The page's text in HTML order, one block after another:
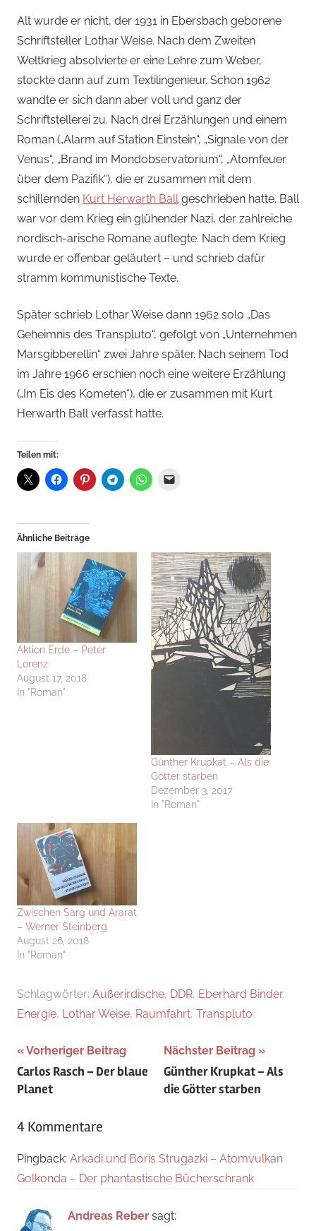
Alt wurde er nicht, der 1931 in Ebersbach geborene
Schriftsteller Lothar Weise. Nach dem Zweiten
Weltkrieg absolvierte er eine Lehre zum Weber,
stockte dann auf zum Textilingenieur. Schon 1962
wandte er sich dann aber voll und ganz der
Schriftstellerei zu. Nach drei Erzählungen und einem
Roman („Alarm auf Station Einstein“, „Signale von der
Venus“, „Brand im Mondobservatorium“, „Atomfeuer
über dem Pazifik“), die er zusammen mit dem
schillernden Kurt Herwarth Ballgeschrieben hatte. Ball
war vor dem Krieg ein glühender Nazi, der zahlreiche
nordisch-arische Romane auflegte. Nach dem Krieg
wurde er offenbar geläutert – und schrieb dafür
stramm kommunistische Texte.
Später schrieb Lothar Weise dann 1962 solo „Das
Geheimnis des Transpluto“, gefolgt von „Unternehmen
Marsgibberellin“ zwei Jahre später. Nach seinem Tod
im Jahre 1966 erschien noch eine weitere Erzählung
(„Im Eis des Kometen“), die er zusammen mit Kurt
Herwarth Ball verfasst hatte.
Teilen mit:
Ähnliche Beiträge
Aktion Erde – Peter
Lorenz
August 17, 2018
In "Roman"
Günther Krupkat – Als die
Götter starben
Dezember 3, 2017
In "Roman"
Zwischen Sarg und Ararat
– Werner Steinberg
August 26, 2018
In "Roman"
Schlagwörter: Außerirdische, DDR, Eberhard Binder,
Energie, Lothar Weise, Raumfahrt, Transpluto
Beitragsnavigation
Vorheriger Beitrag
Carlos Rasch – Der blaue
Planet
Nächster Beitrag
Günther Krupkat – Als
die Götter starben
4 Kommentare
Pingback: Arkadi und Boris Strugazki – Atomvulkan
Golkonda – Der phantastische Bücherschrank
Andreas Reber sagt: